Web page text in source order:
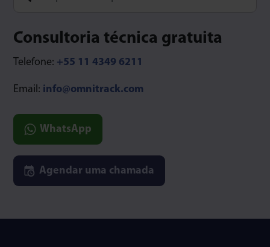
Consultoria técnica gratuita
Telefone: +55 11 4349 6211
Email: info@omnitrack.com
WhatsApp
Agendar uma chamada